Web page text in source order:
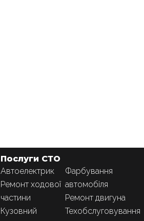
Послуги СТО
Автоелектрик
Ремонт ходової
частини
Кузовний
Фарбування
автомобіля
Ремонт двигуна
Техобслуговування